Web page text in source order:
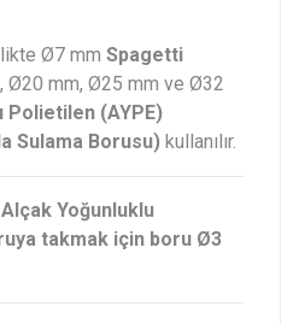
Ø7 mm Spagetti
Ø20 mm, Ø25 mm ve Ø32
Polietilen (AYPE)
Sulama Borusu) kullanılır.
Yoğunluklu
takmak için boru Ø3